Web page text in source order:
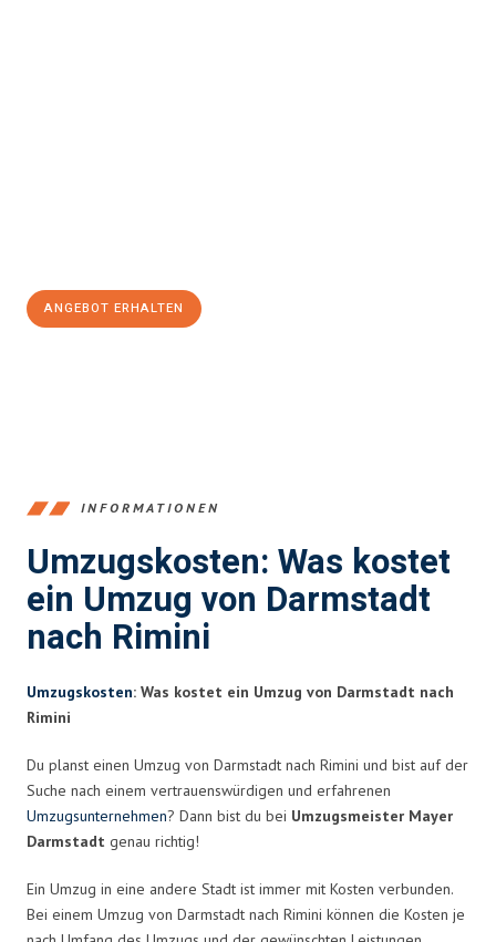
ANGEBOT ERHALTEN
INFORMATIONEN
Umzugskosten: Was kostet
ein Umzug von Darmstadt
nach Rimini
Umzugskosten: Was kostet ein Umzug von Darmstadt nach
Rimini
Du planst einen Umzug von Darmstadt nach Rimini und bist auf der
Suche nach einem vertrauenswürdigen und erfahrenen
Umzugsunternehmen? Dann bist du bei Umzugsmeister Mayer
Darmstadt genau richtig!
Ein Umzug in eine andere Stadt ist immer mit Kosten verbunden.
Bei einem Umzug von Darmstadt nach Rimini können die Kosten je